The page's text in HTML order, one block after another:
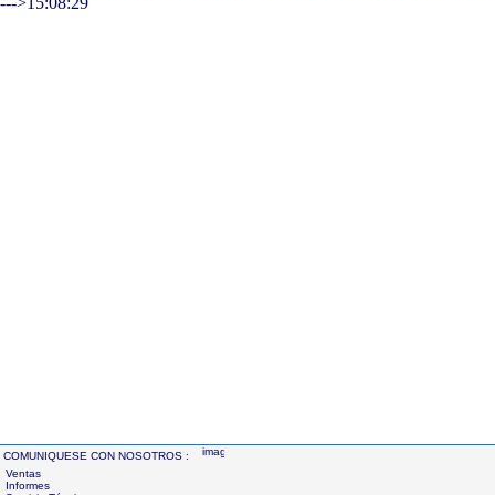
COMUNIQUESE CON NOSOTROS :
Ventas
Informes